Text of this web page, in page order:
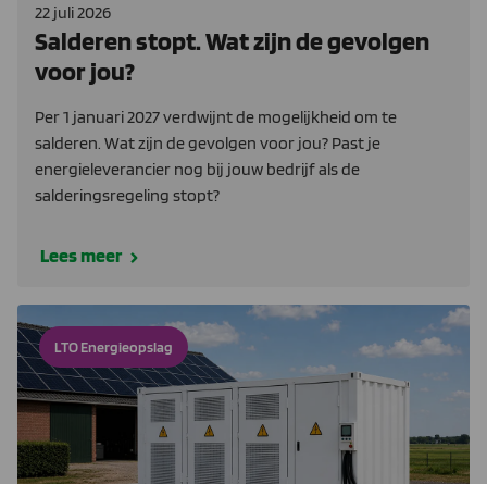
22 juli 2026
Salderen stopt. Wat zijn de gevolgen
voor jou?
Per 1 januari 2027 verdwijnt de mogelijkheid om te
salderen. Wat zijn de gevolgen voor jou? Past je
energieleverancier nog bij jouw bedrijf als de
salderingsregeling stopt?
Lees meer
LTO Energieopslag